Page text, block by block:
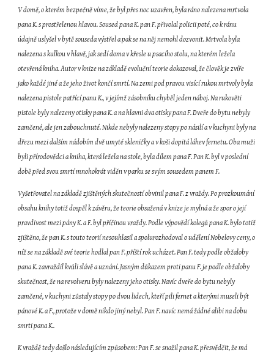
V domě, o kterém bezpečně víme, že byl přes noc uzavřen, byla ráno nalezena mrtvola
pana K. s prostřelenou hlavou. Soused pana K. pan F. přivolal policii poté, co k ránu
údajně uslyšel v bytě souseda výstřel a pak se na něj nemohl dozvonit. Mrtvola byla
nalezena s kulkou v hlavě, jak sedí doma v křesle u psacího stolu, na kterém ležela
otevřená kniha. Autor v knize na základě evoluční teorie dokazoval, že člověk je zvíře
jako každé jiné a že jeho život končí smrtí. Na zemi pod pravou visící rukou mrtvoly byla
nalezena pistole patřící panu K., v jejímž zásobníku chyběl jeden náboj. Na rukověti
pistole byly nalezeny otisky pana K. a na hlavni dva otisky pana F. Dveře do bytu nebyly
zamčené, ale jen zabouchnuté. Nikde nebyly nalezeny stopy po násilí a v kuchyni byly na
dřezu mezi dalším nádobím dvě umyté skleničky a v koši dopitá láhev fernetu. Oba muži
byli přírodovědci a kniha, která ležela na stole, byla dílem pana F. Pan K. byl v poslední
době před svou smrtí mnohokrát viděn v parku se svým sousedem panem F.
Vyšetřovatel na základě zjištěných skutečností obvinil pana F. z vraždy. Po prozkoumání
obsahu knihy totiž dospěl k závěru, že teorie obsažená v knize je mylná a že spor o její
pravdivost mezi pány K. a F. byl příčinou vraždy. Podle výpovědí kolegů pana K. bylo totiž
zjištěno, že pan K. s touto teorií nesouhlasil a spolurozhodoval o udělení Nobelovy ceny, o
níž se na základě své teorie hodlal pan F. příští rok ucházet. Pan F. tedy podle obžaloby
pana K. zavraždil kvůli slávě a uznání. Jasným důkazem proti panu F. je podle obžaloby
skutečnost, že na revolveru byly nalezeny jeho otisky. Navíc dveře do bytu nebyly
zamčené, v kuchyni zůstaly stopy po dvou lidech, kteří pili fernet a kterými museli být
pánové K. a F., protože v domě nikdo jiný nebyl. Pan F. navíc nemá žádné alibi na dobu
smrti pana K..
K vraždě tedy došlo následujícím způsobem: Pan F. se snažil pana K. přesvědčit, že má